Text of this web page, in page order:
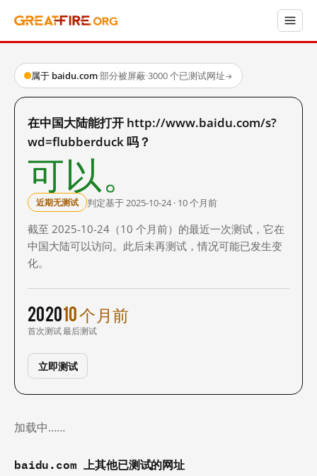
属于 baidu.com·部分被屏蔽·3000 个已测试网址→
在中国大陆能打开 http://www.baidu.com/s?
wd=flubberduck 吗？
可以。
近期无测试 判定基于 2025-10-24 · 10 个月前
截至 2025-10-24（10 个月前）的最近一次测试，它在
中国大陆可以访问。此后未再测试，情况可能已发生变
化。
2020
首次测试
10 个月前
最后测试
立即测试
加载中……
baidu.com 上其他已测试的网址